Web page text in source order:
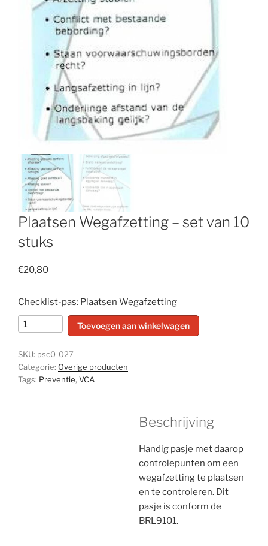
Plaatsen Wegafzetting – set van 10
stuks
€20,80
Checklist-pas: Plaatsen Wegafzetting
Plaatsen
Wegafzetting
-
set
van
Toevoegen aan winkelwagen
SKU: psc0-027
Categorie: Overige producten
Tags: Preventie, VCA
Beschrijving
Handig pasje met daarop
controlepunten om een
wegafzetting te plaatsen
en te controleren. Dit
pasje is conform de
BRL9101.